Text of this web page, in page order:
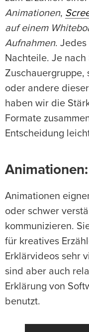
Animationen,
auf einem
Aufnahmen. Jedes
Nachteile. Je
Zuschauergruppe,
oder andere
haben wir die
Formate
Entscheidung
Animationen:
Animationen
oder schwer
kommunizieren.
für kreatives
Erklärvideos sehr
sind aber auch
Erklärung von
benutzt.